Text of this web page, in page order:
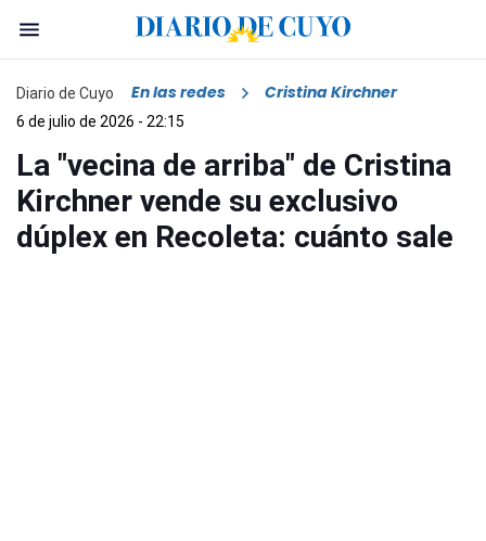
Diario de Cuyo En las redes Cristina Kirchner
6 de julio de 2026 - 22:15
La "vecina de arriba" de Cristina
Kirchner vende su exclusivo
dúplex en Recoleta: cuánto sale